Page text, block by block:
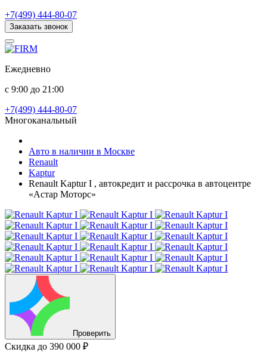
+7(499) 444-80-07
Заказать звонок
Ежедневно
с 9:00 до 21:00
+7(499) 444-80-07
Многоканальный
Авто в наличии в Москве
Renault
Kaptur
Renault Kaptur I , автокредит и рассрочка в автоцентре
«Астар Моторс»
Проверить
Скидка до 390 000 ₽